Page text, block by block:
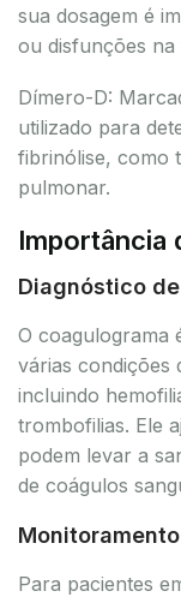
sua dosagem é
ou disfunções
Dímero-D:
utilizado para
fibrinólise, como
pulmonar.
Importância
Diagnóstico
O coagulograma
várias condições
incluindo
trombofilias. Ele
podem levar a
de coágulos
Para pacientes